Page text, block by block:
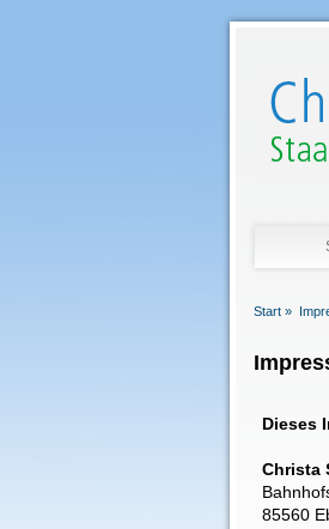
Start »
Dieses
Christa
85560